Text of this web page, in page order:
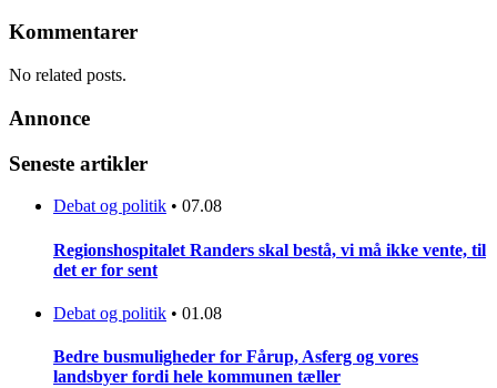
Kommentarer
No related posts.
Annonce
Seneste artikler
Debat og politik • 07.08
Regionshospitalet Randers skal bestå, vi må ikke vente, til
det er for sent
Debat og politik • 01.08
Bedre busmuligheder for Fårup, Asferg og vores
landsbyer fordi hele kommunen tæller